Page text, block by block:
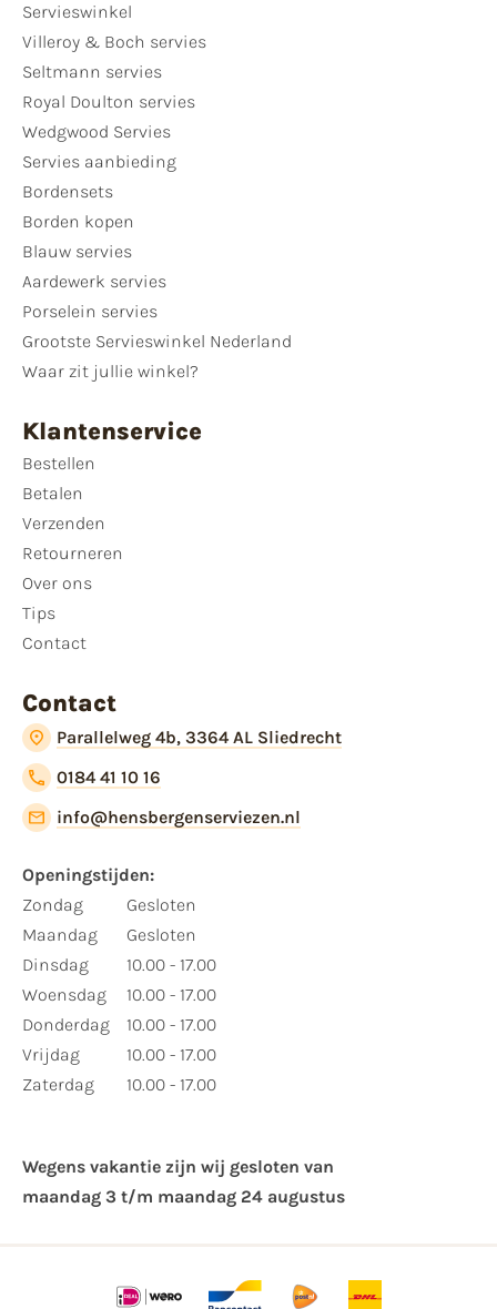
Servieswinkel
Villeroy & Boch servies
Seltmann servies
Royal Doulton servies
Wedgwood Servies
Servies aanbieding
Bordensets
Borden kopen
Blauw servies
Aardewerk servies
Porselein servies
Grootste Servieswinkel Nederland
Waar zit jullie winkel?
Klantenservice
Bestellen
Betalen
Verzenden
Retourneren
Over ons
Tips
Contact
Contact
Parallelweg 4b, 3364 AL Sliedrecht
0184 41 10 16
info@hensbergenserviezen.nl
Openingstijden:
Zondag
Maandag
Dinsdag
Woensdag
Donderdag
Vrijdag
Zaterdag
Gesloten
Gesloten
10.00 - 17.00
10.00 - 17.00
10.00 - 17.00
10.00 - 17.00
10.00 - 17.00
Wegens vakantie zijn wij gesloten van ​
maandag 3 t/m maandag 24 augustus